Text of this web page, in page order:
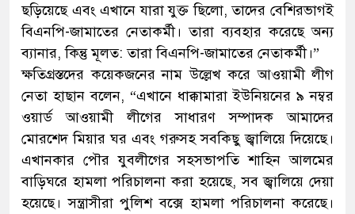
ছড়িয়েছে এবং এখানে যারা যুক্ত ছিলো, তাদের বেশিরভাগই
বিএনপি-জামাতের নেতাকর্মী। তারা ব্যবহার করেছে অন্য
ব্যানার, কিন্তু মূলত: তারা বিএনপি-জামাতের নেতাকর্মী।”
ক্ষতিগ্রস্তদের কয়েকজনের নাম উল্লেখ করে আওয়ামী লীগ
নেতা হাছান বলেন, “এখানে ধাক্কামারা ইউনিয়নের ৯ নম্বর
ওয়ার্ড আওয়ামী লীগের সাধারণ সম্পাদক আমাদের
মোরশেদ মিয়ার ঘর এবং গরুসহ সবকিছু জ্বালিয়ে দিয়েছে।
এখানকার পৌর যুবলীগের সহসভাপতি শাহিন আলমের
বাড়িঘরে হামলা পরিচালনা করা হয়েছে, সব জ্বালিয়ে দেয়া
হয়েছে। সন্ত্রাসীরা পুলিশ বক্সে হামলা পরিচালনা করেছে।